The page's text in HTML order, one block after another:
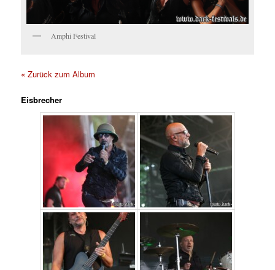
Amphi Festival
« Zurück zum Album
Eisbrecher